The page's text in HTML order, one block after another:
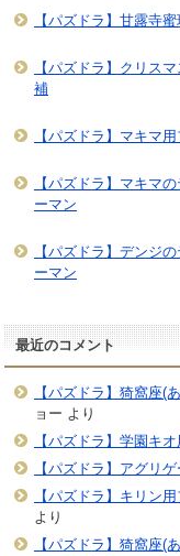
【パズドラ】甘露寺
【パズドラ】クリス
補
【パズドラ】マキマ
【パズドラ】マキマ
ーマン
【パズドラ】デンジ
ーマン
最近のコメント
【パズドラ】猗窩座(
ョー より
【パズドラ】学園キ
【パズドラ】アグリ
【パズドラ】キリン
より
【パズドラ】猗窩座(